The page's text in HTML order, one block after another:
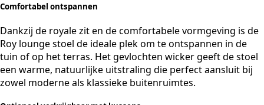
Comfortabel ontspannen
Dankzij de royale zit en de comfortabele vormgeving is de
Roy lounge stoel de ideale plek om te ontspannen in de
tuin of op het terras. Het gevlochten wicker geeft de stoel
een warme, natuurlijke uitstraling die perfect aansluit bij
zowel moderne als klassieke buitenruimtes.